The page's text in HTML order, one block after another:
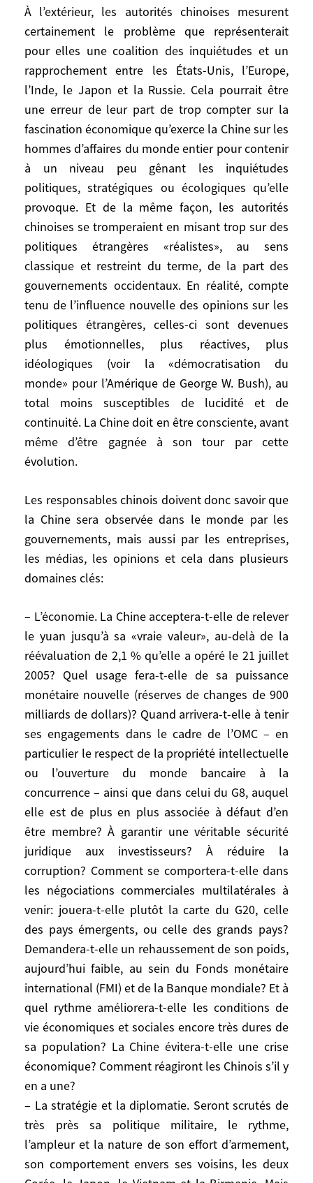
À l’extérieur, les autorités chinoises mesurent
certainement le problème que représenterait
pour elles une coalition des inquiétudes et un
rapprochement entre les États-Unis, l’Europe,
l’Inde, le Japon et la Russie. Cela pourrait être
une erreur de leur part de trop compter sur la
fascination économique qu’exerce la Chine sur les
hommes d’affaires du monde entier pour contenir
à un niveau peu gênant les inquiétudes
politiques, stratégiques ou écologiques qu’elle
provoque. Et de la même façon, les autorités
chinoises se tromperaient en misant trop sur des
politiques étrangères «réalistes», au sens
classique et restreint du terme, de la part des
gouvernements occidentaux. En réalité, compte
tenu de l’influence nouvelle des opinions sur les
politiques étrangères, celles-ci sont devenues
plus émotionnelles, plus réactives, plus
idéologiques (voir la «démocratisation du
monde» pour l’Amérique de George W. Bush), au
total moins susceptibles de lucidité et de
continuité. La Chine doit en être consciente, avant
même d’être gagnée à son tour par cette
évolution.
Les responsables chinois doivent donc savoir que
la Chine sera observée dans le monde par les
gouvernements, mais aussi par les entreprises,
les médias, les opinions et cela dans plusieurs
domaines clés:
– L’économie. La Chine acceptera-t-elle de relever
le yuan jusqu’à sa «vraie valeur», au-delà de la
réévaluation de 2,1 % qu’elle a opéré le 21 juillet
2005? Quel usage fera-t-elle de sa puissance
monétaire nouvelle (réserves de changes de 900
milliards de dollars)? Quand arrivera-t-elle à tenir
ses engagements dans le cadre de l’OMC – en
particulier le respect de la propriété intellectuelle
ou l’ouverture du monde bancaire à la
concurrence – ainsi que dans celui du G8, auquel
elle est de plus en plus associée à défaut d’en
être membre? À garantir une véritable sécurité
juridique aux investisseurs? À réduire la
corruption? Comment se comportera-t-elle dans
les négociations commerciales multilatérales à
venir: jouera-t-elle plutôt la carte du G20, celle
des pays émergents, ou celle des grands pays?
Demandera-t-elle un rehaussement de son poids,
aujourd’hui faible, au sein du Fonds monétaire
international (FMI) et de la Banque mondiale? Et à
quel rythme améliorera-t-elle les conditions de
vie économiques et sociales encore très dures de
sa population? La Chine évitera-t-elle une crise
économique? Comment réagiront les Chinois s’il y
en a une?
– La stratégie et la diplomatie. Seront scrutés de
très près sa politique militaire, le rythme,
l’ampleur et la nature de son effort d’armement,
son comportement envers ses voisins, les deux
force dans l’île entre nationalistes et
indépendantistes, l’attitude de Pékin et
celle de Washington, seront les éléments
déterminants à ce sujet.
Les choix de la Chine
Les orientations qu’adoptera la Chine, les
choix qu’elle fera soit de son propre
mouvement, soit en réaction au monde
extérieur, l’image qu’elle donnera d’elle-
même et de ses intentions, auront donc un
effet considérable sur l’évolution générale
du monde dans les prochaines années.
C’est déjà évident pour l’économie et
l’énergie. Cela le sera bientôt pour la
stratégie globale. La Chine d’aujourd’hui a,
comme toutes les puissances et tous les
peuples, des projets, des ambitions, des
attentes et des craintes légitimes,
renforcés par la volonté de rattraper le
temps perdu. Elle peut espérer, si tout va
bien, devenir la seconde économie du
monde entre 2020 et 2030, dépassant
l’Allemagne puis le Japon. Sa
responsabilité est à la mesure de son
immense. La Chine devra résoudre de
considérables problèmes internes au fur et
à mesure de sa modernisation
économique, sociale, écologique et
politique. Les responsables chinois
une opinion publique dont les demandes
vont croître. C’est évidemment à la Chine
de savoir comment surmonter et traiter ces
problèmes, mais cela concerne et intéresse
à juste titre le monde entier, car les effets
des solutions qu’elle y apportera se feront
sentir bien au-delà des frontières de la
Chine.
À l’extérieur, les autorités chinoises
mesurent certainement le problème que
représenterait pour elles une coalition des
inquiétudes et un rapprochement entre les
États-Unis, l’Europe, l’Inde, le Japon et la
Russie. Cela pourrait être une erreur de
leur part de trop compter sur la fascination
économique qu’exerce la Chine sur les
hommes d’affaires du monde entier pour
contenir à un niveau peu gênant les
inquiétudes politiques, stratégiques ou
écologiques qu’elle provoque. Et de la
même façon, les autorités chinoises se
tromperaient en misant trop sur des
politiques étrangères «réalistes», au sens
classique et restreint du terme, de la part
des gouvernements occidentaux. En
réalité, compte tenu de l’influence
nouvelle des opinions sur les politiques
étrangères, celles-ci sont devenues plus
émotionnelles, plus réactives, plus
idéologiques (voir la «démocratisation du
monde» pour l’Amérique de George W.